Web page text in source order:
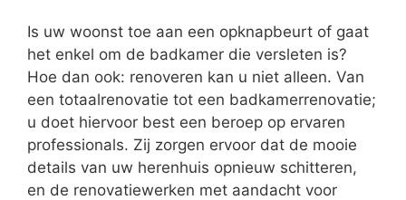
Is uw woonst toe aan een opknapbeurt of gaat
het enkel om de badkamer die versleten is?
Hoe dan ook: renoveren kan u niet alleen. Van
een totaalrenovatie tot een badkamerrenovatie;
u doet hiervoor best een beroep op ervaren
professionals. Zij zorgen ervoor dat de mooie
details van uw herenhuis opnieuw schitteren,
en de renovatiewerken met aandacht voor